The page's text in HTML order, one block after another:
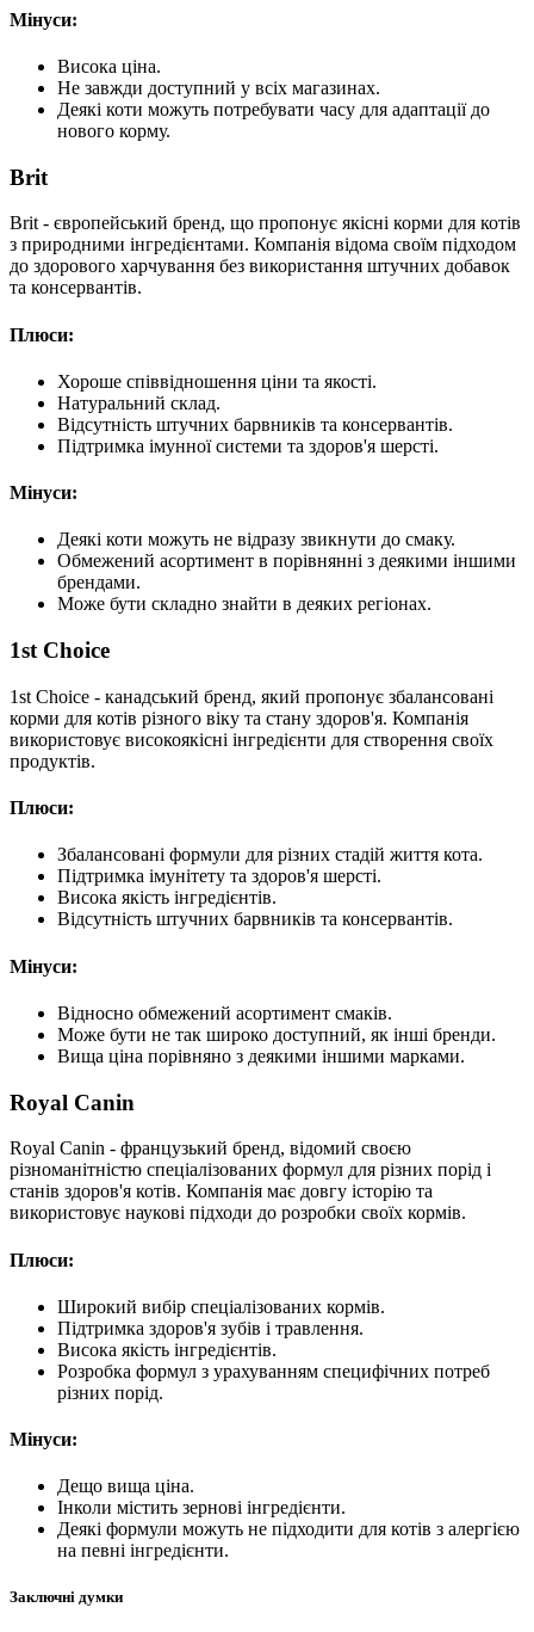
Мінуси:
Висока ціна.
Не завжди доступний у всіх магазинах.
Деякі коти можуть потребувати часу для адаптації до
нового корму.
Brit
Brit - європейський бренд, що пропонує якісні корми для котів
з природними інгредієнтами. Компанія відома своїм підходом
до здорового харчування без використання штучних добавок
та консервантів.
Плюси:
Хороше співвідношення ціни та якості.
Натуральний склад.
Відсутність штучних барвників та консервантів.
Підтримка імунної системи та здоров'я шерсті.
Мінуси:
Деякі коти можуть не відразу звикнути до смаку.
Обмежений асортимент в порівнянні з деякими іншими
брендами.
Може бути складно знайти в деяких регіонах.
1st Choice
1st Choice - канадський бренд, який пропонує збалансовані
корми для котів різного віку та стану здоров'я. Компанія
використовує високоякісні інгредієнти для створення своїх
продуктів.
Плюси:
Збалансовані формули для різних стадій життя кота.
Підтримка імунітету та здоров'я шерсті.
Висока якість інгредієнтів.
Відсутність штучних барвників та консервантів.
Мінуси:
Відносно обмежений асортимент смаків.
Може бути не так широко доступний, як інші бренди.
Вища ціна порівняно з деякими іншими марками.
Royal Canin
Royal Canin - французький бренд, відомий своєю
різноманітністю спеціалізованих формул для різних порід і
станів здоров'я котів. Компанія має довгу історію та
використовує наукові підходи до розробки своїх кормів.
Плюси:
Широкий вибір спеціалізованих кормів.
Підтримка здоров'я зубів і травлення.
Висока якість інгредієнтів.
Розробка формул з урахуванням специфічних потреб
різних порід.
Мінуси:
Дещо вища ціна.
Інколи містить зернові інгредієнти.
Деякі формули можуть не підходити для котів з алергією
на певні інгредієнти.
Заключні думки